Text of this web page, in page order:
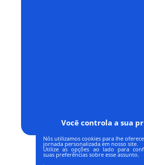
Você controla a sua
Nós utilizamos cookies para lhe
jornada personalizada em nosso site.
Utilize as opções ao lado para
suas preferências sobre esse assunto.